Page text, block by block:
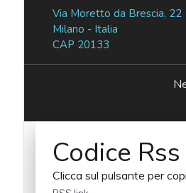
Via Moretto da Brescia, 22
Milano - Italia
CAP 20133
Codice Rss
Clicca sul pulsante per